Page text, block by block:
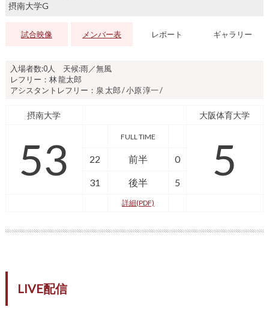
摂南大学G
試合映像 メンバー表 レポート ギャラリー
入場者数:0人 天候:雨／無風
レフリー：林 龍太郎
アシスタントレフリー：泉 太郎 / 小原 淳一 /
摂南大学 大阪体育大学
53 FULL TIME 5
22 前半 0
31 後半 5
詳細(PDF)
LIVE配信